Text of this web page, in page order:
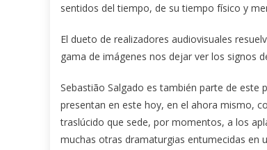
sentidos del tiempo, de su tiempo físico y
El dueto de realizadores audiovisuales
gama de imágenes nos dejar ver los signos
Sebastião Salgado es también parte de
presentan en este hoy, en el ahora mismo,
traslúcido que sede, por momentos, a los
muchas otras dramaturgias entumecidas en